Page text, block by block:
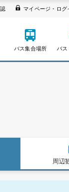
マイページ・ログ
バス集合場所 バス
周辺